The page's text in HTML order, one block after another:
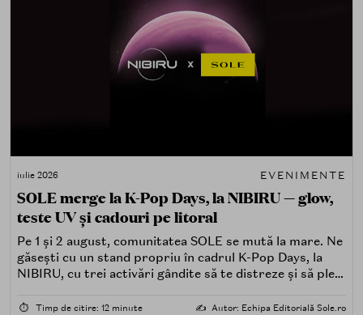
iulie 2026 EVENIMENTE
SOLE merge la K-Pop Days, la NIBIRU — glow,
teste UV și cadouri pe litoral
Pe 1 și 2 august, comunitatea SOLE se mută la mare. Ne
găsești cu un stand propriu în cadrul K-Pop Days, la
NIBIRU, cu trei activări gândite să te distreze și să pleci
⏱️ Timp de citire: 12 minute ✍️ Autor: Echipa Editorială Sole.ro